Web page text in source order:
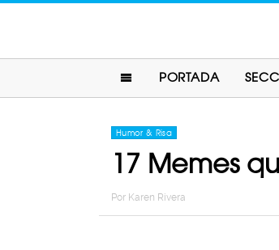
PORTADA
Humor & Risa
17 Memes
Por Karen Rivera